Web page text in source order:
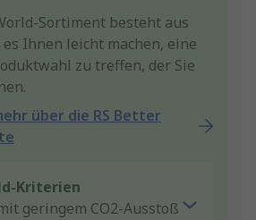
Sortiment besteht aus
Ihnen leicht machen, eine
zu treffen, der Sie
über die RS Better
Kriterien
geringem CO2-Ausstoß